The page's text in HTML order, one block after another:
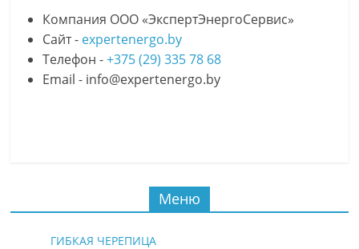
Компания ООО «ЭкспертЭнергоСервис»
Сайт - expertenergo.by
Телефон -+375 (29) 335 78 68
Email - info@expertenergo.by
Меню
ГИБКАЯ ЧЕРЕПИЦА